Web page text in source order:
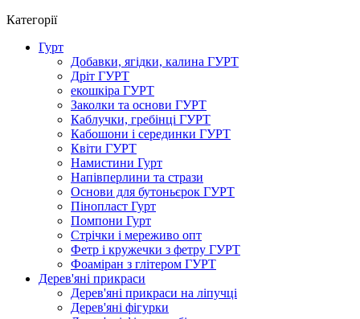
Категорії
Гурт
Добавки, ягідки, калина ГУРТ
Дріт ГУРТ
екошкіра ГУРТ
Заколки та основи ГУРТ
Каблучки, гребінці ГУРТ
Кабошони і серединки ГУРТ
Квіти ГУРТ
Намистини Гурт
Напівперлини та стрази
Основи для бутоньєрок ГУРТ
Пінопласт Гурт
Помпони Гурт
Стрічки і мереживо опт
Фетр і кружечки з фетру ГУРТ
Фоаміран з глітером ГУРТ
Дерев'яні прикраси
Дерев'яні прикраси на ліпучці
Дерев'яні фігурки